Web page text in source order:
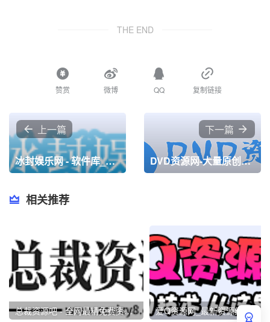
THE END
赞赏 微博 QQ 复制链接
上一篇
冰封娱乐网 - 软件库_蓝点优悦资源宅男秘密入口导航网！
下一篇
DVD资源网-大量原创技术教程-线报活动-网站源码-小高阿鹿小黑K网小皮好牛千神小东大表哥资源网娱乐网技术导航网
相关推荐
总裁资源吧 - 全网最精免费资源分享平台- 专注活动，软件，教程分享，总之就是网络那些事。